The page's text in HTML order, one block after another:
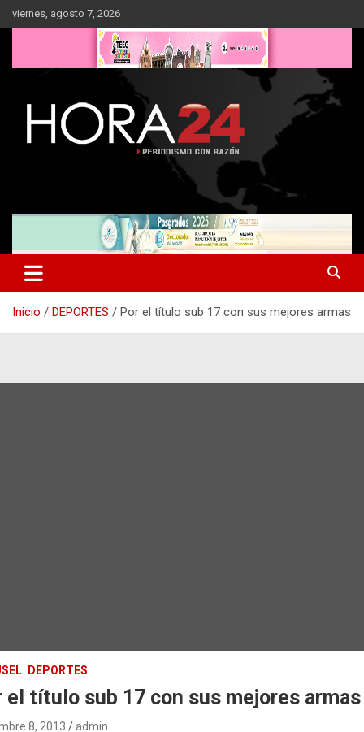
Saltar
al
viernes, agosto 7, 2026
Inicio DEPORTES Por el título sub 17 con sus mejores armas
DEPORTES
el título sub 17 con sus mejores armas
8, 2013 admin